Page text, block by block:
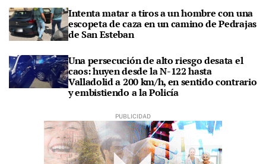
Intenta matar a tiros a un hombre con una
escopeta de caza en un camino de Pedrajas
de San Esteban
Una persecución de alto riesgo desata el
caos: huyen desde la N-122 hasta
Valladolid a 200 km/h, en sentido contrario
y embistiendo a la Policía